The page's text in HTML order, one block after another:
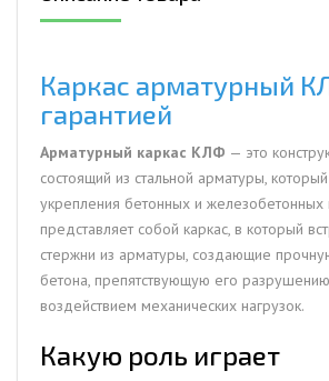
Каркас арматурный
гарантией
Арматурный каркас КЛФ — это
состоящий из стальной арматуры,
укрепления бетонных и железобетонных
представляет собой каркас, в который
стержни из арматуры, создающие
бетона, препятствующую его
воздействием механических нагрузок.
Какую роль играет